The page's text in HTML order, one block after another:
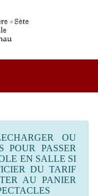
OU
POUR PASSER
EN SALLE SI
DU TARIF
AU PANIER